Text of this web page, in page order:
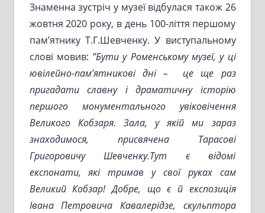
Знаменна зустріч у музеї відбулася також 26
жовтня 2020 року, в день 100-ліття першому
пам’ятнику Т.Г.Шевченку. У виступальному
слові мовив: ”Бути у Роменському музеї, у ці
ювілейно-пам’ятникові дні – це ще раз
пригадати славну і драматичну історію
першого монументального увіковічення
Великого Кобзаря. Зала, у якій ми зараз
знаходимося, присвячена Тарасові
Григоровичу Шевченку.Тут є відомі
експонати, які тримав у свої руках сам
Великий Кобзар! Добре, що є й експозиція
Івана Петровича Кавалерідзе, скульптора